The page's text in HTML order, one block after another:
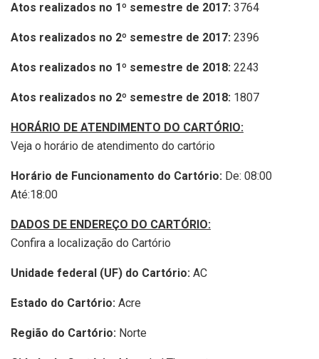
Atos realizados no 1º semestre de 2017: 3764
Atos realizados no 2º semestre de 2017: 2396
Atos realizados no 1º semestre de 2018: 2243
Atos realizados no 2º semestre de 2018: 1807
HORÁRIO DE ATENDIMENTO DO CARTÓRIO:
Veja o horário de atendimento do cartório
Horário de Funcionamento do Cartório: De: 08:00
Até:18:00
DADOS DE ENDEREÇO DO CARTÓRIO:
Confira a localização do Cartório
Unidade federal (UF) do Cartório: AC
Estado do Cartório: Acre
Região do Cartório: Norte